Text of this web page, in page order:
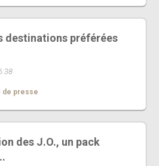
destinations préférées
de presse
des J.O., un pack